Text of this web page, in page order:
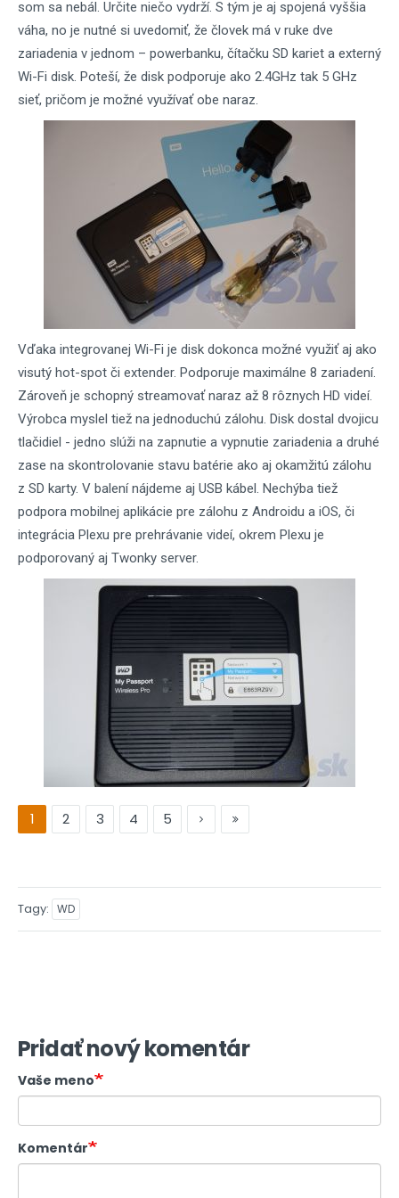
som sa nebál. Určite niečo vydrží. S tým je aj spojená vyššia
váha, no je nutné si uvedomiť, že človek má v ruke dve
zariadenia v jednom – powerbanku, čítačku SD kariet a externý
Wi-Fi disk. Poteší, že disk podporuje ako 2.4GHz tak 5 GHz
sieť, pričom je možné využívať obe naraz.
Vďaka integrovanej Wi-Fi je disk dokonca možné využiť aj ako
visutý hot-spot či extender. Podporuje maximálne 8 zariadení.
Zároveň je schopný streamovať naraz až 8 rôznych HD videí.
Výrobca myslel tiež na jednoduchú zálohu. Disk dostal dvojicu
tlačidiel - jedno slúži na zapnutie a vypnutie zariadenia a druhé
zase na skontrolovanie stavu batérie ako aj okamžitú zálohu
z SD karty. V balení nájdeme aj USB kábel. Nechýba tiež
podpora mobilnej aplikácie pre zálohu z Androidu a iOS, či
integrácia Plexu pre prehrávanie videí, okrem Plexu je
podporovaný aj Twonky server.
1 2 3 4 5
Tagy WD
Pridať nový komentár
Vaše meno
Komentár